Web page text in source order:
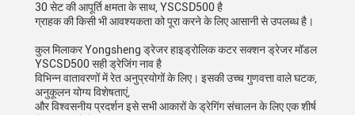
30 सेट की आपूर्ति क्षमता के साथ, YSCSD500 है
ग्राहक की किसी भी आवश्यकता को पूरा करने के लिए आसानी से उपलब्ध है।
कुल मिलाकर Yongsheng ड्रेजर हाइड्रोलिक कटर सक्शन ड्रेजर मॉडल
YSCSD500 सही ड्रेजिंग नाव है
विभिन्न वातावरणों में रेत अनुप्रयोगों के लिए। इसकी उच्च गुणवत्ता वाले घटक,
अनुकूलन योग्य विशेषताएं,
और विश्वसनीय प्रदर्शन इसे सभी आकारों के ड्रेगिंग संचालन के लिए एक शीर्ष